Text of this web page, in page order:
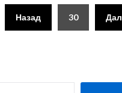
Назад 30